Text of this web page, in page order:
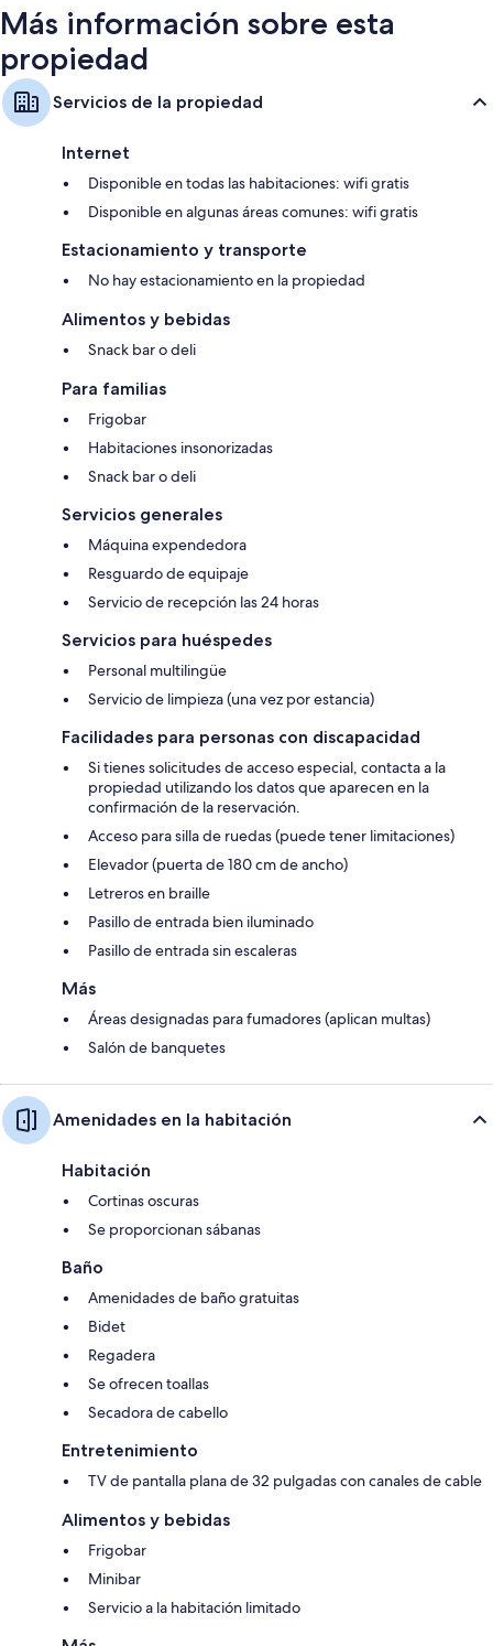
Más información sobre esta
propiedad
Servicios de la propiedad
Internet
Disponible en todas las habitaciones: wifi gratis
Disponible en algunas áreas comunes: wifi gratis
Estacionamiento y transporte
No hay estacionamiento en la propiedad
Alimentos y bebidas
Snack bar o deli
Para familias
Frigobar
Habitaciones insonorizadas
Snack bar o deli
Servicios generales
Máquina expendedora
Resguardo de equipaje
Servicio de recepción las 24 horas
Servicios para huéspedes
Personal multilingüe
Servicio de limpieza (una vez por estancia)
Facilidades para personas con discapacidad
Si tienes solicitudes de acceso especial, contacta a la
propiedad utilizando los datos que aparecen en la
confirmación de la reservación.
Acceso para silla de ruedas (puede tener limitaciones)
Elevador (puerta de 180 cm de ancho)
Letreros en braille
Pasillo de entrada bien iluminado
Pasillo de entrada sin escaleras
Más
Áreas designadas para fumadores (aplican multas)
Salón de banquetes
Amenidades en la habitación
Habitación
Cortinas oscuras
Se proporcionan sábanas
Baño
Amenidades de baño gratuitas
Bidet
Regadera
Se ofrecen toallas
Secadora de cabello
Entretenimiento
TV de pantalla plana de 32 pulgadas con canales de cable
Alimentos y bebidas
Frigobar
Minibar
Servicio a la habitación limitado